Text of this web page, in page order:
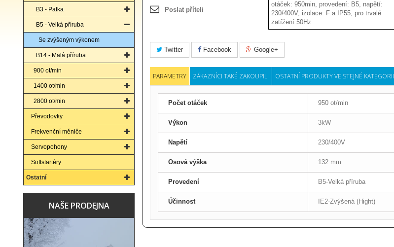
B3 - Patka
B5 - Velká příruba
Se zvýšeným výkonem
B14 - Malá příruba
900 ot/min
1400 ot/min
2800 ot/min
Převodovky
Frekvenční měniče
Servopohony
Softstartéry
Ostatní
NAŠE PRODEJNA
Poslat příteli
otáček: 950min, provedení: B5, napětí:
230/400V, izolace: F a IP55, pro trvalé
zatížení 50Hz
Twitter Facebook Google+
PARAMETRY ZÁKAZNÍCI TAKÉ ZAKOUPILI OSTATNÍ PRODUKTY VE STEJNÉ KATEGORII
Počet otáček 950 ot/min
Výkon 3kW
Napětí 230/400V
Osová výška 132 mm
Provedení B5-Velká příruba
Účinnost IE2-Zvýšená (Hight)